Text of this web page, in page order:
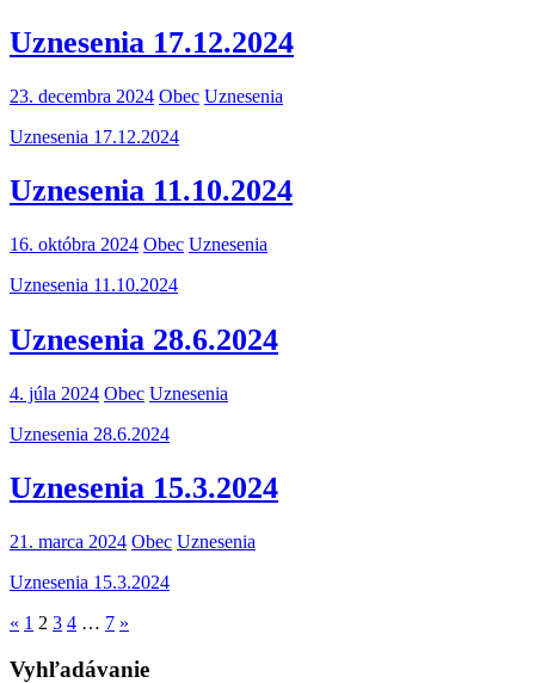
Uznesenia 17.12.2024
23. decembra 2024 Obec Uznesenia
Uznesenia 17.12.2024
Uznesenia 11.10.2024
16. októbra 2024 Obec Uznesenia
Uznesenia 11.10.2024
Uznesenia 28.6.2024
4. júla 2024 Obec Uznesenia
Uznesenia 28.6.2024
Uznesenia 15.3.2024
21. marca 2024 Obec Uznesenia
Uznesenia 15.3.2024
Stránkovanie
príspevkov
« Previous
1 2 3 4 … 7 Next
»
Vyhľadávanie